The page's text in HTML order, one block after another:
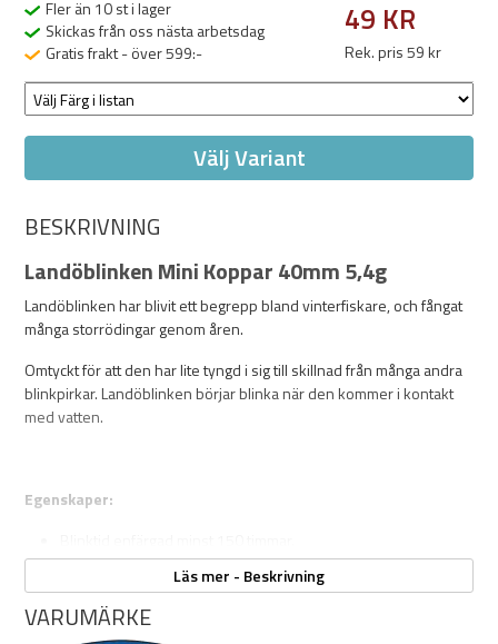
Fler än 10 st i lager
Skickas från oss nästa arbetsdag
Gratis frakt - över 599:-
49 KR
Rek. pris 59 kr
Välj Variant
BESKRIVNING
Landöblinken Mini Koppar 40mm 5,4g
Landöblinken har blivit ett begrepp bland vinterfiskare, och fångat
många storrödingar genom åren.
Omtyckt för att den har lite tyngd i sig till skillnad från många andra
blinkpirkar. Landöblinken börjar blinka när den kommer i kontakt
med vatten.
Egenskaper:
Mixfärgad minst 90 timmar.
Ej utbytbart batteri.
Finns i 5 färger. Mix, röd, blå, grön och vit.
Läs mer - Beskrivning
VARUMÄRKE